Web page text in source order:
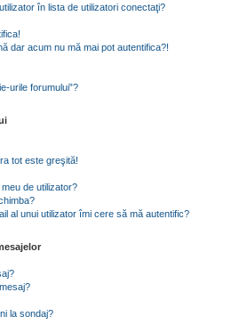
în lista de utilizatori conectaţi?
dar acum nu mă mai pot autentifica?!
urile forumului”?
tot este greşită!
de utilizator?
al unui utilizator îmi cere să mă autentific?
la sondaj?